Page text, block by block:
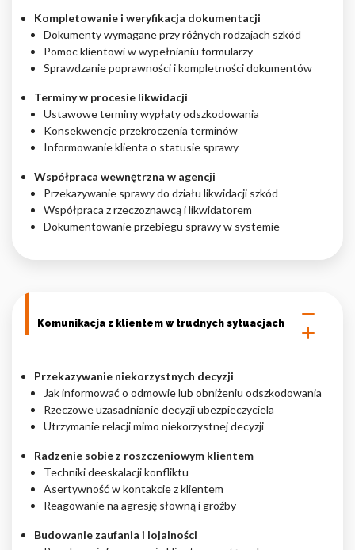
Kompletowanie i weryfikacja dokumentacji
Dokumenty wymagane przy różnych rodzajach szkód
Pomoc klientowi w wypełnianiu formularzy
Sprawdzanie poprawności i kompletności dokumentów
Terminy w procesie likwidacji
Ustawowe terminy wypłaty odszkodowania
Konsekwencje przekroczenia terminów
Informowanie klienta o statusie sprawy
Współpraca wewnętrzna w agencji
Przekazywanie sprawy do działu likwidacji szkód
Współpraca z rzeczoznawcą i likwidatorem
Dokumentowanie przebiegu sprawy w systemie
Komunikacja z klientem w trudnych sytuacjach
Przekazywanie niekorzystnych decyzji
Jak informować o odmowie lub obniżeniu odszkodowania
Rzeczowe uzasadnianie decyzji ubezpieczyciela
Utrzymanie relacji mimo niekorzystnej decyzji
Radzenie sobie z roszczeniowym klientem
Techniki deeskalacji konfliktu
Asertywność w kontakcie z klientem
Reagowanie na agresję słowną i groźby
Budowanie zaufania i lojalności